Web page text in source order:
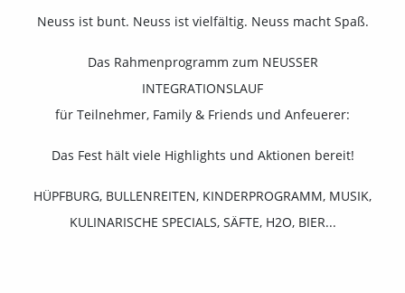
Neuss ist bunt. Neuss ist vielfältig. Neuss macht Spaß.
Das Rahmenprogramm zum NEUSSER
INTEGRATIONSLAUF
für Teilnehmer, Family & Friends und Anfeuerer:
Das Fest hält viele Highlights und Aktionen bereit!
HÜPFBURG, BULLENREITEN, KINDERPROGRAMM, MUSIK,
KULINARISCHE SPECIALS, SÄFTE, H2O, BIER...